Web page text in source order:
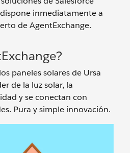
inmediatamente a
de AgentExchange.
paneles solares de Ursa
de la luz solar, la
y se conectan con
Pura y simple innovación.